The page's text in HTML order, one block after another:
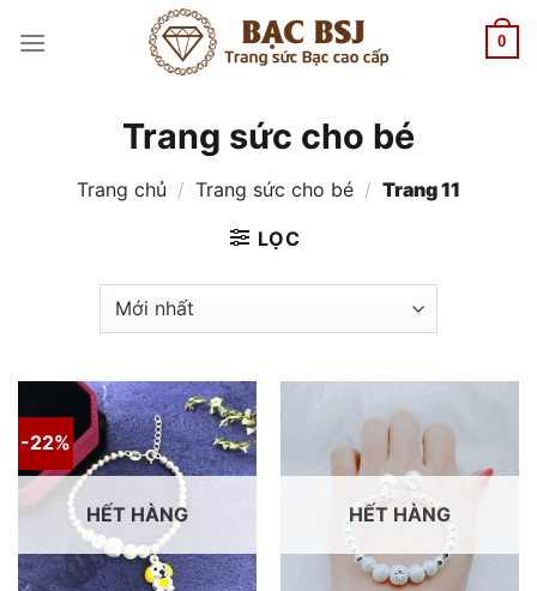
đến
0
Trang sức cho bé
Trang chủ / Trang sức cho bé / Trang 11
LỌC
-22%
HẾT HÀNG HẾT HÀNG